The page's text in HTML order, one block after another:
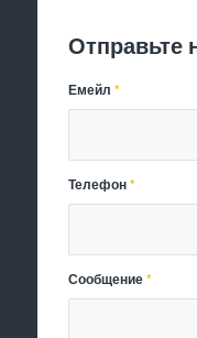
Отправьте
Емейл*
Телефон*
Сообщение*